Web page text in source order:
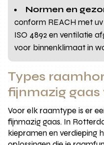
Normen en
conform REACH met
ISO 4892 en ventilatie
voor binnenklimaat in
Types
fijnmazig gaas
Voor elk raamtype is er
fijnmazig gaas. In
kiepramen en verdieping